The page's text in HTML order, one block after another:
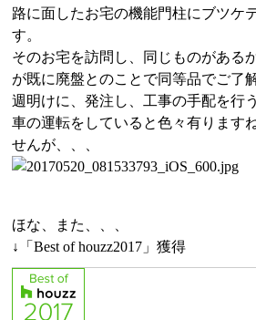
路に面したお宅の機能門柱にブツケ
す。
そのお宅を訪問し、同じものがある
が既に廃盤とのことで同等品でご了
週明けに、発注し、工事の手配を行
車の運転をしていると色々有ります
せんが、、、
ほな、また、、、
↓「Best of houzz2017」獲得